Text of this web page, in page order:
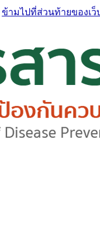
ข้ามไปที่ส่วนท้ายของเว็